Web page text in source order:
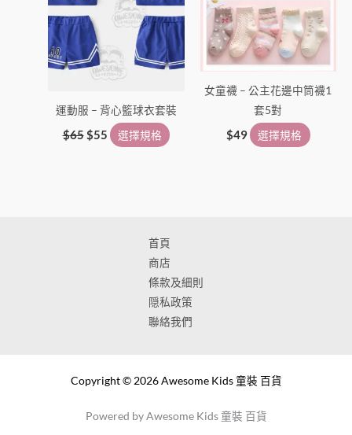
運動服 – 背心籃球衣套裝
$65 $55 選擇規格
選
項
女童襪 – 公主花邊中筒襪1
套5對
$49 選擇規格
擇
選
項
首頁
商店
條款及細則
隠私政策
聯絡我們
Copyright © 2026 Awesome Kids 童裝 百貨
Powered by Awesome Kids 童裝 百貨